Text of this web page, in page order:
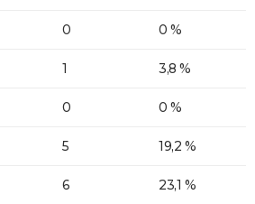
0 0 %
1 3,8 %
0 0 %
5 19,2 %
6 23,1 %